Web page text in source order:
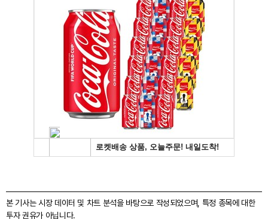
본 기사는 시장 데이터 및 차트 분석을 바탕으로 작성되었으며, 특정 종목에 대한
투자 권유가 아닙니다.